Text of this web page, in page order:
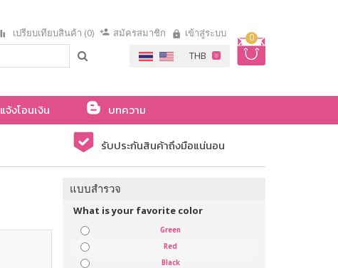
0
เปรียบเทียบสินค้า (0) สมัครสมาชิก เข้าสู่ระบบ
แจ้งโอนเงิน
บทความ
รับประกันสินค้าถึงมือแน่นอน
แบบสำรวจ
What is your favorite color
Green
Red
Black